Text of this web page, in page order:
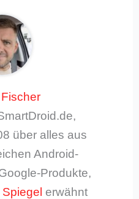
über alles aus
Android-
Produkte,
Spiegel erwähnt